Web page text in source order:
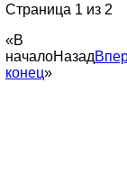
Страница 1 из 2
«В
началоНазад
конец»